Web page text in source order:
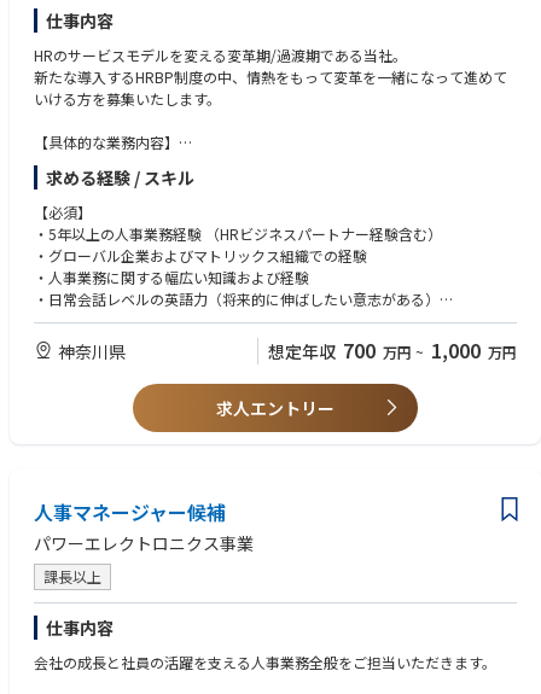
仕事内容
HRのサービスモデルを変える変革期/過渡期である当社。
新たな導入するHRBP制度の中、情熱をもって変革を一緒になって進めて
いける方を募集いたします。
【具体的な業務内容】
基本的に下記の業務を想定していますが、候補者の適性に応じて柔軟に決
定いたします。
○担当ビジネス/ファンクションの人事パートナーとして、組織設計や後継
者育成、人材開発、人材配置計画、労務問題などについてビジネス/ファ
ンクションリーダーをサポートし、ビジネスの成長を支援する。
○特定の人事戦略プロジェクトの様々な要素を積極的に主導及びプロジェ
クト管理し、人事面におけるイニシアチブを実行する
提供できるように効果的なコラボレーションを推進する。
求める経験 / スキル
【必須】
・5年以上の人事業務経験 （HRビジネスパートナー経験含む）
・グローバル企業およびマトリックス組織での経験
・人事業務に関する幅広い知識および経験
・日常会話レベルの英語力（将来的に伸ばしたい意志がある）
・コミュニケーションスキル （論理的なコミュニケーション力、交渉スキ
ル、プレゼンテーションスキルなど）
・ペースの速い、海外含めたダイナミックな環境での就業経験
複数の課題に向き合える方、問題を積極的に解決できる能力を備えている
方を希望します
・現在、弊社はHR Service Modelの変革期/過渡期です。HR Policyやシス
テムだけでなく、最終的にはカルチャーやマインドセットに至るまで、グ
ローバル標準への転換を段階的に進めていきます。そのような環境下で、
これまでのやり方を理解し、リーダー/社員に寄り添い、情熱をもって変
革を一緒になって進めていける方を希望します
神奈川県 想定年収 700 万円 ~ 1,000 万円
求人エントリー
人事マネージャー候補
パワーエレクトロニクス事業
課長以上
仕事内容
会社の成長と社員の活躍を支える人事業務全般をご担当いただきます。